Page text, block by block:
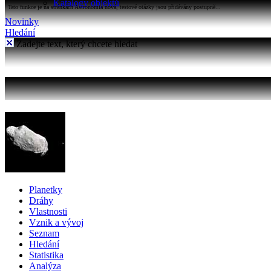
Katalogy objektů
Tato funkce je na stránkách Astronomia nová, testové otázky jsou přidávány postupně...
Novinky
Hledání
Zadejte text, který chcete hledat
Planetky
Dráhy
Vlastnosti
Vznik a vývoj
Seznam
Hledání
Statistika
Analýza